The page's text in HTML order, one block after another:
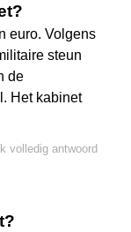
euro. Volgens
steun
de
Het kabinet
volledig antwoord